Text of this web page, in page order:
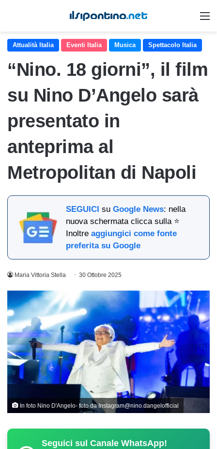
Attualità Italia Eventi Italia Musica Spettacolo Italia
“Nino. 18 giorni”, il film
su Nino D’Angelo sarà
presentato in
anteprima al
Metropolitan di Napoli
SEGUICI suGoogle News: nella
nuova schermata clicca sulla ⭐
Inoltreaggiungici come fonte
preferita su Google
Maria Vittoria Stella 30 Ottobre 2025
In foto Nino D'Angelo- foto da Instagram@nino.dangelofficial
Seguici sul Canale WhatsApp!